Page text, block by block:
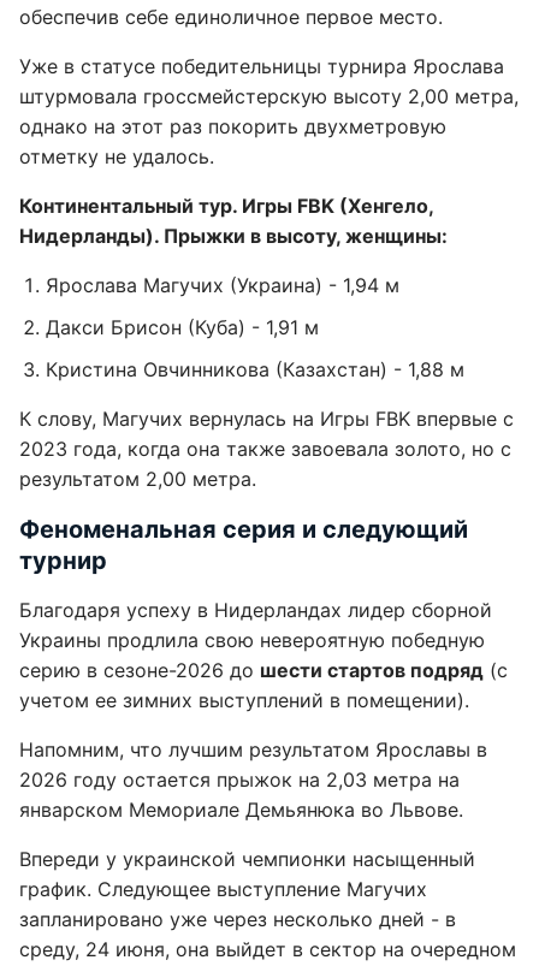
обеспечив себе единоличное первое место.
Уже в статусе победительницы турнира Ярослава
штурмовала гроссмейстерскую высоту 2,00 метра,
однако на этот раз покорить двухметровую
отметку не удалось.
Континентальный тур. Игры FBK (Хенгело,
Нидерланды). Прыжки в высоту, женщины:
Ярослава Магучих (Украина) - 1,94 м
Дакси Брисон (Куба) - 1,91 м
Кристина Овчинникова (Казахстан) - 1,88 м
К слову, Магучих вернулась на Игры FBK впервые с
2023 года, когда она также завоевала золото, но с
результатом 2,00 метра.
Феноменальная серия и следующий
турнир
Благодаря успеху в Нидерландах лидер сборной
Украины продлила свою невероятную победную
серию в сезоне-2026 до шести стартов подряд (с
учетом ее зимних выступлений в помещении).
Напомним, что лучшим результатом Ярославы в
2026 году остается прыжок на 2,03 метра на
январском Мемориале Демьянюка во Львове.
Впереди у украинской чемпионки насыщенный
график. Следующее выступление Магучих
запланировано уже через несколько дней - в
среду, 24 июня, она выйдет в сектор на очередном